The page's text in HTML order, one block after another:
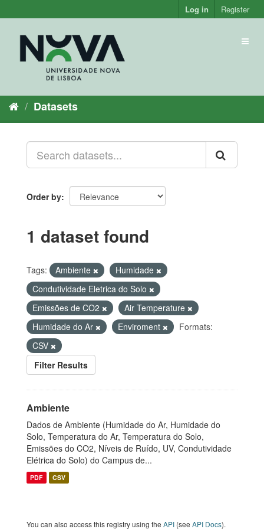
to
Log in Register
Datasets
Order by
1 dataset found
Tags: Ambiente
Humidade
Condutividade Eletrica do Solo
Emissões de CO2
Air Temperature
Humidade do Ar
Enviroment
Formats:
CSV
Filter Results
Ambiente
Dados de Ambiente (Humidade do Ar, Humidade do
Solo, Temperatura do Ar, Temperatura do Solo,
Emissões do CO2, Níveis de Ruído, UV, Condutividade
Elétrica do Solo) do Campus de...
PDF CSV
You can also access this registry using the API (see API Docs).